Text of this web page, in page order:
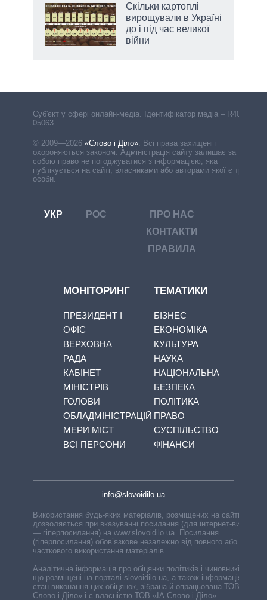
Скільки картоплі
вирощували в Україні
до і під час великої
війни
Cуб'єкт у сфері онлайн-медіа. Ідентифікатор медіа – R40-
05063
© 2009—2026 «Слово і Діло»
Всі права захищені і
охороняються законом. Адміністрація сайту залишає за
собою право не погоджуватися з інформацією, яка
публікується на сайті, власниками або авторами якої є треті
особи.
УКР РОС
ПРО НАС
КОНТАКТИ
ПРАВИЛА
МОНІТОРИНГ
ПРЕЗИДЕНТ І
ОФІС
ВЕРХОВНА
РАДА
КАБІНЕТ
МІНІСТРІВ
ГОЛОВИ
ОБЛАДМІНІСТРАЦІЙ
МЕРИ МІСТ
ВСІ ПЕРСОНИ
ТЕМАТИКИ
БІЗНЕС
ЕКОНОМІКА
КУЛЬТУРА
НАУКА
НАЦІОНАЛЬНА
БЕЗПЕКА
ПОЛІТИКА
ПРАВО
СУСПІЛЬСТВО
ФІНАНСИ
info@slovoidilo.ua
Використання будь-яких матеріалів, розміщених на сайті,
дозволяється при вказуванні посилання (для інтернет-видань
— гіперпосилання) на www.slovoidilo.ua. Посилання
(гіперпосилання) обов’язкове незалежно від повного або
часткового використання матеріалів.
Аналітична інформація про обіцянки політиків і чиновників,
що розміщені на порталі slovoidilo.ua, а також інформація про
стан виконання цих обіцянок, зібрана й опрацьована ТОВ «ІА
Слово і Діло» і є власністю ТОВ «ІА Слово і Діло».